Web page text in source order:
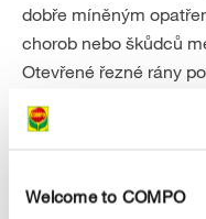
Welcome to COMPO
dobře míněným
chorob nebo škůdců
Otevřené řezné rány
pro hnilobu a houbové
vyhnout. Zdravé
případě řezných ran o